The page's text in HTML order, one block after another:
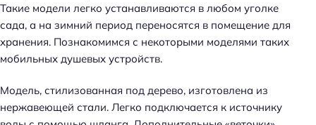
Такие модели легко устанавливаются в любом уголке
сада, а на зимний период переносятся в помещение для
хранения. Познакомимся с некоторыми моделями таких
мобильных душевых устройств.
Модель, стилизованная под дерево, изготовлена из
нержавеющей стали. Легко подключается к источнику